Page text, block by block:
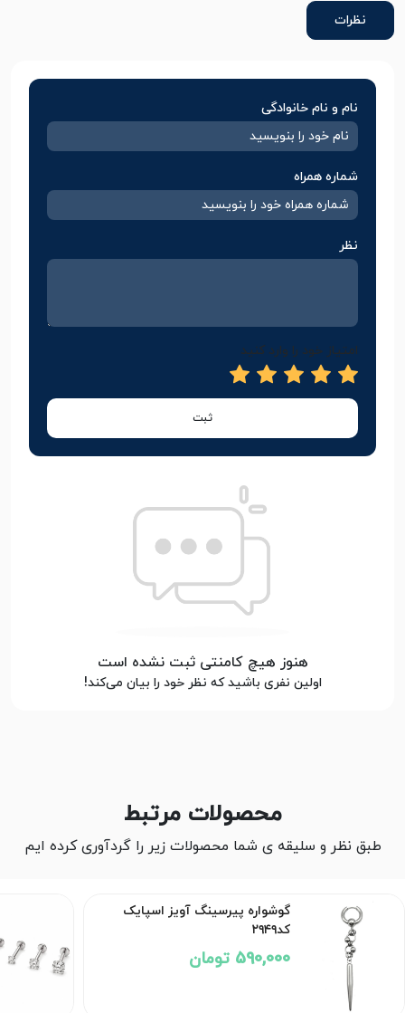
نظرات
نام و نام خانوادگی
شماره همراه
نظر
امتیاز خود را وارد کنید
ثبت
هنوز هیچ کامنتی ثبت نشده است
اولین نفری باشید که نظر خود را بیان می‌کند!
محصولات مرتبط
طبق نظر و سلیقه ی شما محصولات زیر را گردآوری کرده ایم
پیرسینگ آویز اسپایک
320,000 تومان